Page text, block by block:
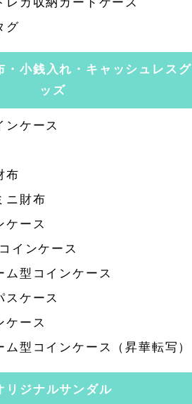
グ
・小銭入れ・キャッシュレスグ
ッズ
ンケース
布
ニ財布
ケース
インケース
ム型コインケース
スケース
ケース
ム型コインケース（昇華転写）
リジナルサンダル